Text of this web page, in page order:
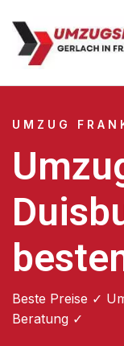
UMZUG
Beste Preise ✓
Beratung ✓